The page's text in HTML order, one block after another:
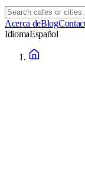
Acerca deBlog
IdiomaEspañol